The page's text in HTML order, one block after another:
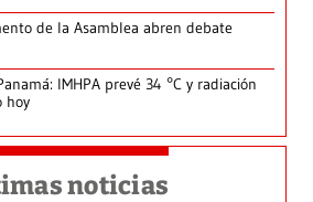
de la Asamblea abren debate
IMHPA prevé 34 °C y radiación
hoy
noticias